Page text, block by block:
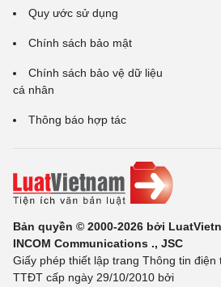
Quy ước sử dụng
Chính sách bảo mật
Chính sách bảo vệ dữ liệu
cá nhân
Thông báo hợp tác
Bản quyền © 2000-2026 bởi
INCOM Communications ., JSC
Giấy phép thiết lập trang Thông tin
TTĐT cấp ngày 29/10/2010 bởi